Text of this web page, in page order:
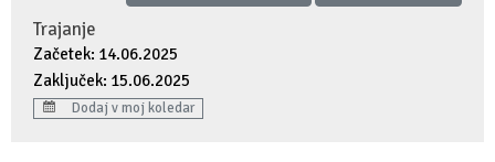
Trajanje
Začetek: 14.06.2025
Zaključek: 15.06.2025
Dodaj v moj koledar